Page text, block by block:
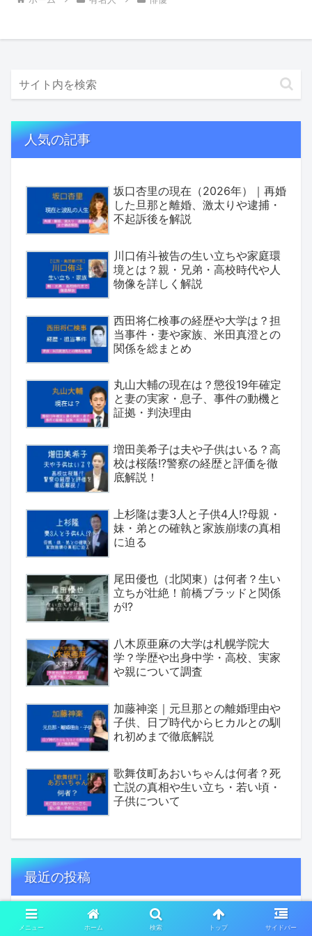
人気の記事
坂口杏里の現在（2026年）｜再婚
した旦那と離婚、激太りや逮捕・
不起訴後を解説
川口侑斗被告の生い立ちや家庭環
境とは？親・兄弟・高校時代や人
物像を詳しく解説
西田将仁検事の経歴や大学は？担
当事件・妻や家族、米田真澄との
関係を総まとめ
丸山大輔の現在は？懲役19年確定
と妻の実家・息子、事件の動機と
証拠・判決理由
増田美希子は夫や子供はいる？高
校は桜蔭!?警察の経歴と評価を徹
底解説！
上杉隆は妻3人と子供4人!?母親・
妹・弟との確執と家族崩壊の真相
に迫る
尾田優也（北関東）は何者？生い
立ちが壮絶！前橋ブラッドと関係
が!?
八木原亜麻の大学は札幌学院大
学？学歴や出身中学・高校、実家
や親について調査
加藤神楽｜元旦那との離婚理由や
子供、日プ時代からヒカルとの馴
れ初めまで徹底解説
歌舞伎町あおいちゃんは何者？死
亡説の真相や生い立ち・若い頃・
子供について
最近の投稿
DJ社長は現在どこで何してる？活
メニュー ホーム 検索 トップ サイドバー